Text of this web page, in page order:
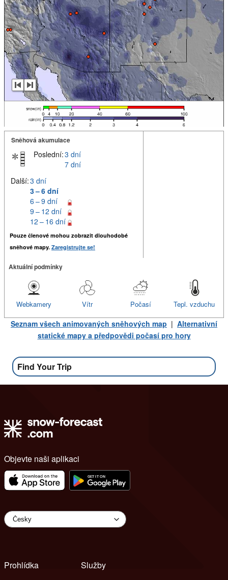
Sněhová akumulace
Poslední:3 dní
7 dní
Další:3 dní
3 – 6 dní
6 – 9 dní
9 – 12 dní
12 – 16 dní
Pouze členové mohou zobrazit dlouhodobé
sněhové mapy. Zaregistrujte se!
Aktuální podmínky
Tepl. vzduchu
Počasí
Vítr
Webkamery
Seznam všech animovaných sněhových map | Alternativní
statické mapy a předpovědi počasí pro hory
Find Your Trip
Objevte naši aplikaci
Prohlídka
Služby